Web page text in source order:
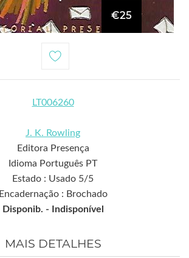
€25
LT006260
J. K. Rowling
Editora Presença
Idioma Português PT
Estado : Usado 5/5
Encadernação : Brochado
Disponib. -
Indisponível
MAIS DETALHES